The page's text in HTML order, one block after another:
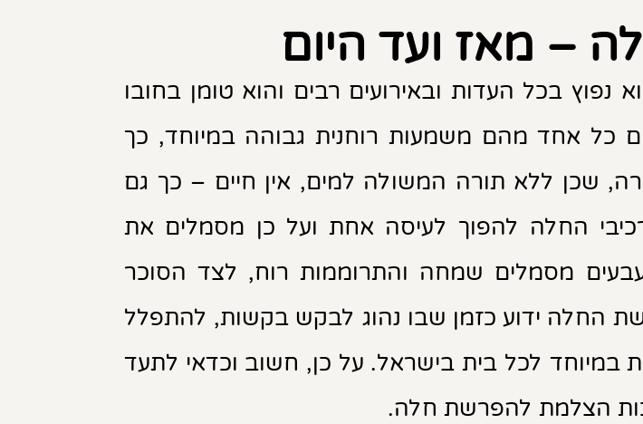
– מאז ועד היום
בכל העדות ובאירועים רבים והוא טומן בחובו
כל אחד מהם משמעות רוחנית גבוהה במיוחד, כך
שכן ללא תורה המשולה למים, אין חיים – כך גם
החלה להפוך לעיסה אחת ועל כן מסמלים את
מסמלים שמחה והתרוממות רוח, לצד הסוכר
החלה ידוע כזמן שבו נהוג לבקש בקשות, להתפלל
במיוחד לכל בית בישראל. על כן, חשוב וכדאי לתעד
הצלמת להפרשת חלה.